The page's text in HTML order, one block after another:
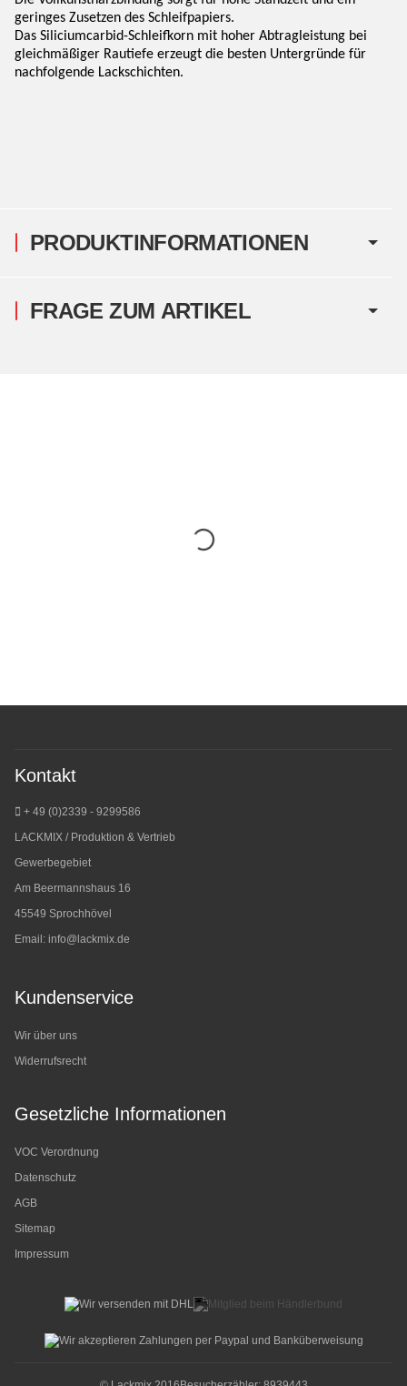
PRODUKTINFORMATIONEN
geringes Zusetzen des Schleifpapiers.
Das Siliciumcarbid-Schleifkorn mit hoher Abtragleistung bei
gleichmäßiger Rautiefe erzeugt die besten Untergründe für
nachfolgende Lackschichten.
FRAGE ZUM ARTIKEL
Kontakt
+ 49 (0)2339 - 9299586
LACKMIX / Produktion & Vertrieb
Gewerbegebiet
Am Beermannshaus 16
45549 Sprochhövel
Email: info@lackmix.de
Kundenservice
Wir über uns
Widerrufsrecht
Gesetzliche Informationen
VOC Verordnung
Datenschutz
AGB
Sitemap
Impressum